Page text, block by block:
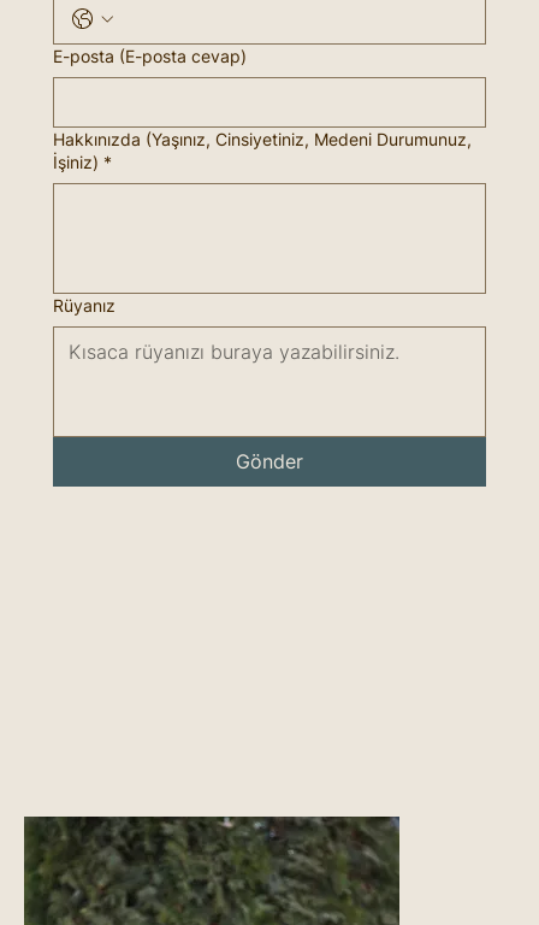
E-posta (E-posta cevap)
Hakkınızda (Yaşınız, Cinsiyetiniz, Medeni Durumunuz,
İşiniz) *
Rüyanız
Gönder